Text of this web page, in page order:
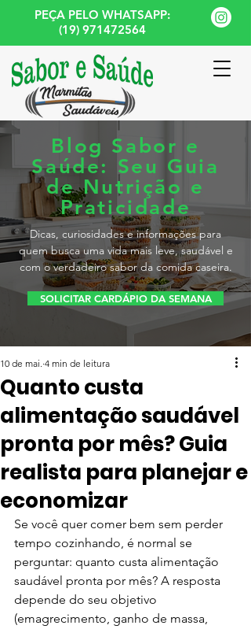
PEÇA PELO WHATSAPP:
(19) 971472564
Blog Sabor e
Saúde: Seu Guia
de Nutrição e
Praticidade
Dicas, curiosidades e informações para
quem busca uma vida mais leve, saudável e
com o verdadeiro sabor da comida caseira.
SOLICITAR CARDÁPIO DA SEMANA
Quanto custa
alimentação saudável
pronta por mês? Guia
realista para planejar e
economizar
10 de mai. 4 min de leitura
Se você quer comer bem sem perder
tempo cozinhando, é normal se
perguntar: quanto custa alimentação
saudável pronta por mês? A resposta
depende do seu objetivo
(emagrecimento, ganho de massa,